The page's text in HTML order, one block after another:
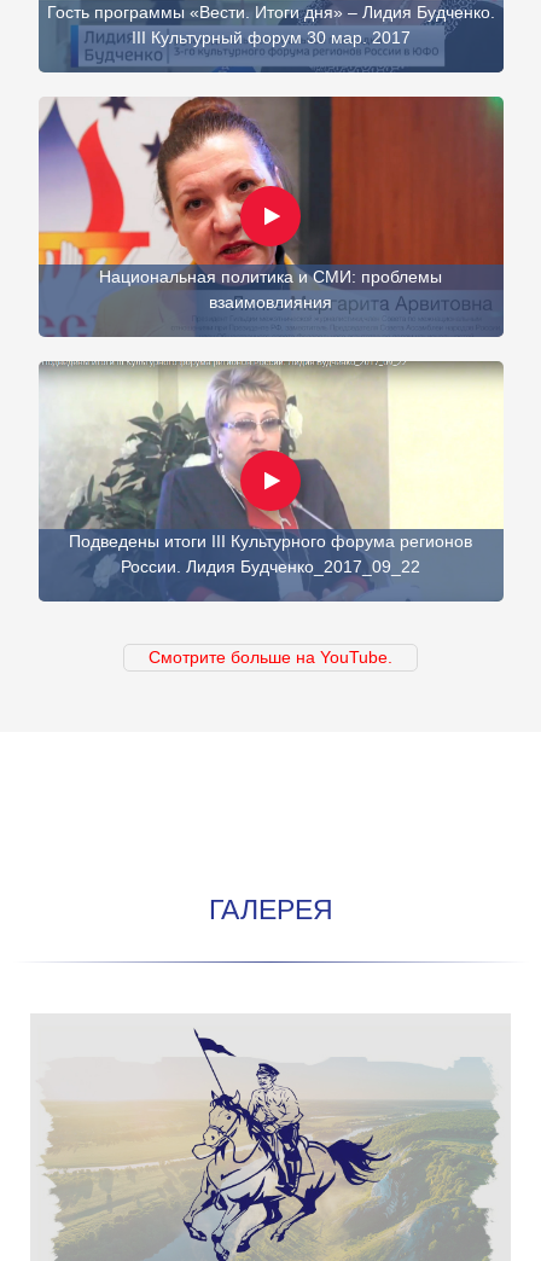
Гость программы «Вести. Итоги дня» – Лидия Будченко.
III Культурный форум 30 мар. 2017
Национальная политика и СМИ: проблемы
взаимовлияния
Подведены итоги III Культурного форума регионов
России. Лидия Будченко_2017_09_22
Смотрите больше на YouTube.
ГАЛЕРЕЯ